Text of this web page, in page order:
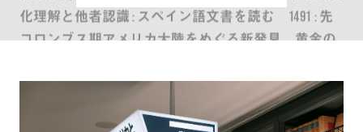
化理解と他者認識 : スペイン語文書を読む 1491 : 先
コロンブス期アメリカ大陸をめぐる新発見 黄金の
逆転の世界史 図説大航海時代 コロンブス全航海
の報告 ラテンアメリカ史 : 植民地時代の実像 大航
海の時代 : スペインと新大陸 コロンブス : 聖者か、